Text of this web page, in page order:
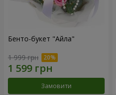
Бенто-букет "Айла"
1 999 грн
Замовити